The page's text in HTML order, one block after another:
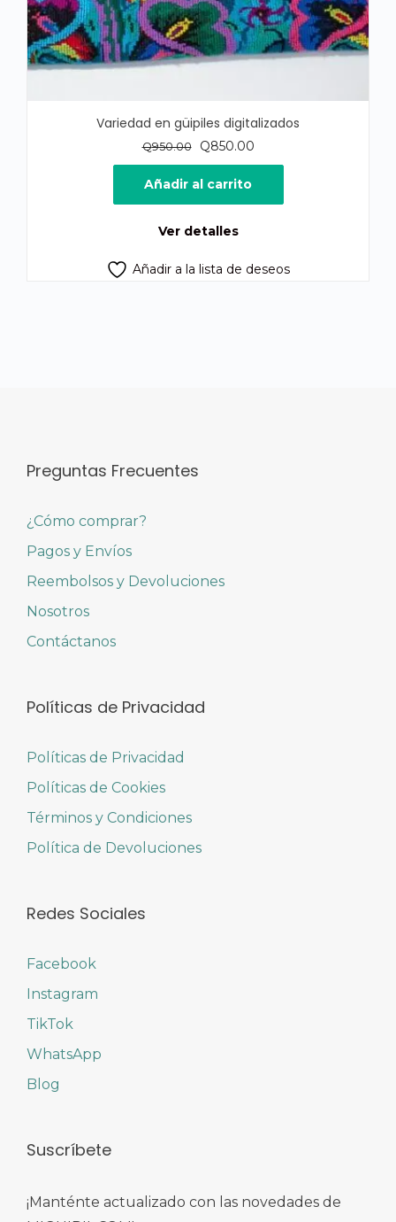
Variedad en güipiles digitalizados
Q950.00
El
precio
original
era:
Q850.00El
precio
es:
Añadir al carrito
Ver detalles
Añadir a la lista de deseos
Preguntas Frecuentes
¿Cómo comprar?
Pagos y Envíos
Reembolsos y Devoluciones
Nosotros
Contáctanos
Políticas de Privacidad
Políticas de Privacidad
Políticas de Cookies
Términos y Condiciones
Política de Devoluciones
Redes Sociales
Facebook
Instagram
TikTok
WhatsApp
Blog
Suscríbete
¡Manténte actualizado con las novedades de